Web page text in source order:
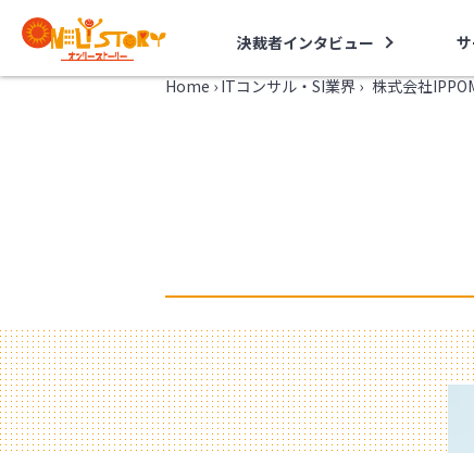
決裁者インタビュー
Home › ITコンサル・SI業界 › 株式会社